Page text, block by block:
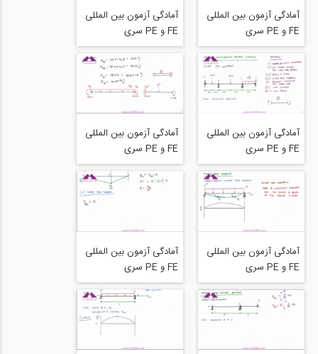
آمادگی آزمون بین المللی
FE و PE سری
structure free بخش
Moment Distribution
Method Example 3
(1_2) - Structural
Analysis
آمادگی آزمون بین المللی
FE و PE سری
structure free بخش
Moment Distribution
Method Example 2
(2_2) - Structural
Analysis
آمادگی آزمون بین المللی
FE و PE سری
structure free بخش
Moment Distribution
Method Example 2
(1_2) - Structural
Analysis
آمادگی آزمون بین المللی
FE و PE سری
structure free بخش
Moment Distribution
Method Example 1
Analysis
آمادگی آزمون بین المللی
FE و PE سری
structure free بخش
Moment Area
Theorems Explained
آمادگی آزمون بین المللی
FE و PE سری
structure free بخش
Moment Area
Method Example 4
(Part 2_2) -
Structural Analysis